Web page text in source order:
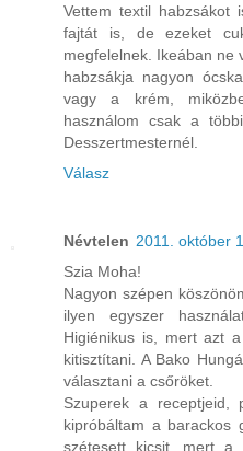
Vettem textil habzsákot
fajtát is, de ezeket
megfelelnek. Ikeában ne
habzsákja nagyon
vagy a krém,
használom csak a
Desszertmesternél.
Válasz
Névtelen 2011. október
Szia Moha!
Nagyon szépen
ilyen egyszer
Higiénikus is, mert azt
kitisztítani. A Bako
választani a csőröket.
Szuperek a receptjeid,
kipróbáltam a barackos
szétesett kicsit, mert a